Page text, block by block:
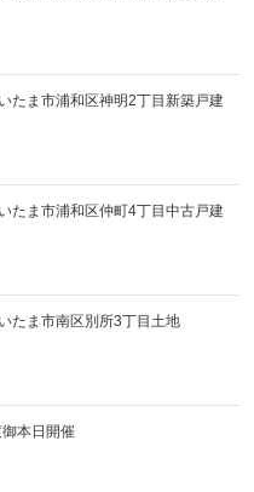
たま市浦和区神明2丁目新築戸建
たま市浦和区仲町4丁目中古戸建
たま市南区別所3丁目土地
本日開催